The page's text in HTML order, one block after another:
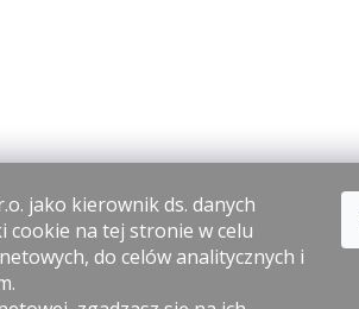
jako kierownik ds. danych
na tej stronie w celu
do celów analitycznych i